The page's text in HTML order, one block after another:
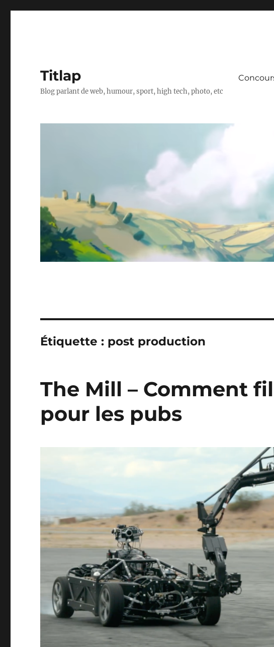
Titlap
Blog parlant de web, humour, sport, high tech, photo, etc
Étiquette : post production
The Mill – Comment
pour les pubs